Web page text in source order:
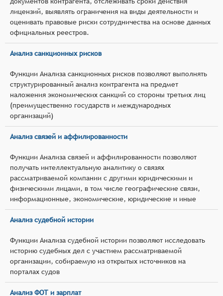
лицензий, выявлять ограничения на виды деятельности и
оценивать правовые риски сотрудничества на основе данных
официальных реестров.
Анализ санкционных рисков
Функции Анализа санкционных рисков позволяют выполнять
структурированный анализ контрагента на предмет
наложения экономических санкций со стороны третьих лиц
(преимущественно государств и международных
организаций)
Анализ связей и аффилированности
Функции Анализа связей и аффилированности позволяют
получать интеллектуальную аналитику о связях
рассматриваемой компании с другими юридическими и
физическими лицами, в том числе географические связи,
информационные, экономические, юридические и иные
Анализ судебной истории
Функции Анализа судебной истории позволяют исследовать
историю судебных дел с участием рассматриваемой
организации, собираемую из открытых источников на
порталах судов
Анализ ФОТ и зарплат